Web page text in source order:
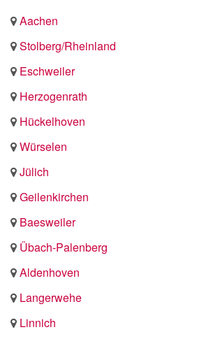
Aachen
Stolberg/Rheinland
Eschweiler
Herzogenrath
Hückelhoven
Würselen
Jülich
Geilenkirchen
Baesweiler
Übach-Palenberg
Aldenhoven
Langerwehe
Linnich